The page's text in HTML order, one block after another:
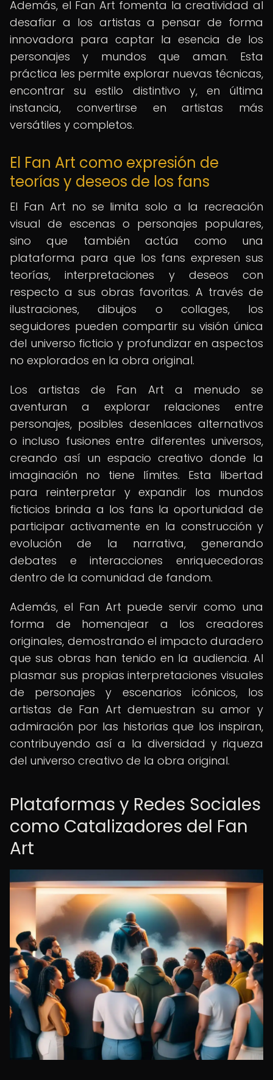
Además, el Fan Art fomenta la creatividad al
desafiar a los artistas a pensar de forma
innovadora para captar la esencia de los
personajes y mundos que aman. Esta
práctica les permite explorar nuevas técnicas,
encontrar su estilo distintivo y, en última
instancia, convertirse en artistas más
versátiles y completos.
El Fan Art como expresión de
teorías y deseos de los fans
El Fan Art no se limita solo a la recreación
visual de escenas o personajes populares,
sino que también actúa como una
plataforma para que los fans expresen sus
teorías, interpretaciones y deseos con
respecto a sus obras favoritas. A través de
ilustraciones, dibujos o collages, los
seguidores pueden compartir su visión única
del universo ficticio y profundizar en aspectos
no explorados en la obra original.
Los artistas de Fan Art a menudo se
aventuran a explorar relaciones entre
personajes, posibles desenlaces alternativos
o incluso fusiones entre diferentes universos,
creando así un espacio creativo donde la
imaginación no tiene límites. Esta libertad
para reinterpretar y expandir los mundos
ficticios brinda a los fans la oportunidad de
participar activamente en la construcción y
evolución de la narrativa, generando
debates e interacciones enriquecedoras
dentro de la comunidad de fandom.
Además, el Fan Art puede servir como una
forma de homenajear a los creadores
originales, demostrando el impacto duradero
que sus obras han tenido en la audiencia. Al
plasmar sus propias interpretaciones visuales
de personajes y escenarios icónicos, los
artistas de Fan Art demuestran su amor y
admiración por las historias que los inspiran,
contribuyendo así a la diversidad y riqueza
del universo creativo de la obra original.
Plataformas y Redes Sociales
como Catalizadores del Fan
Art